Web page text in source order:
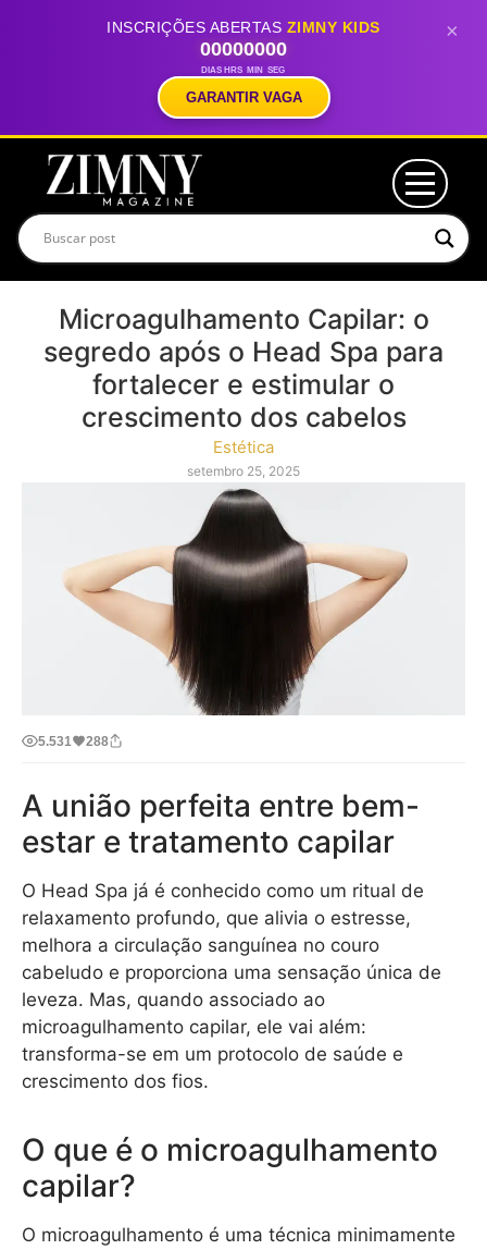
INSCRIÇÕES ABERTAS ZIMNY KIDS
00
DIAS
00
HRS
00
MIN
00
SEG
GARANTIR VAGA
×
Microagulhamento Capilar: o
segredo após o Head Spa para
fortalecer e estimular o
crescimento dos cabelos
Estética
setembro 25, 2025
5.531 288
A união perfeita entre bem-
estar e tratamento capilar
O Head Spa já é conhecido como um ritual de
relaxamento profundo, que alivia o estresse,
melhora a circulação sanguínea no couro
cabeludo e proporciona uma sensação única de
leveza. Mas, quando associado ao
microagulhamento capilar, ele vai além:
transforma-se em um protocolo de saúde e
crescimento dos fios.
O que é o microagulhamento
capilar?
O microagulhamento é uma técnica minimamente